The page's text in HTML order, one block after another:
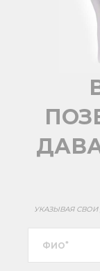
УКАЗЫВАЯ
ФИО*